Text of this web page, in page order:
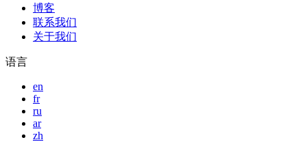
博客
联系我们
关于我们
语言
en
fr
ru
ar
zh